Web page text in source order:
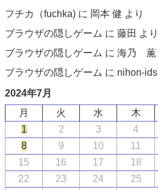
フチカ（fuchka) に 岡本 健 より
ブラウザの隠しゲーム に 藤田 より
ブラウザの隠しゲーム に 海乃 薫
ブラウザの隠しゲーム に nihon-ids
2024年7月
月
火 水 木
1
2 3 4
8
9 10 11
15
16 17 18
22
23 24 25